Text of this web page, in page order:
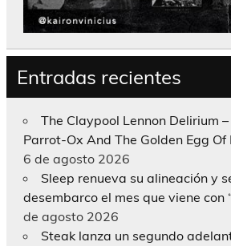
Entradas recientes
The Claypool Lennon Delirium
Parrot-Ox And The Golden Egg Of
6 de agosto 2026
Sleep renueva su alineación y
desembarco el mes que viene con
de agosto 2026
Steak lanza un segundo